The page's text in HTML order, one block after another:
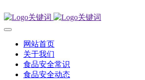
网站首页
关于我们
食品安全常识
食品安全动态